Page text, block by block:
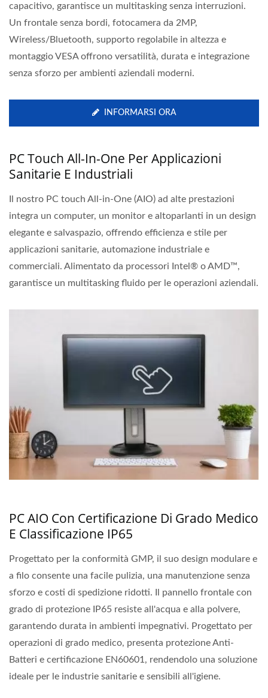
capacitivo, garantisce un multitasking senza interruzioni.
Un frontale senza bordi, fotocamera da 2MP,
Wireless/Bluetooth, supporto regolabile in altezza e
montaggio VESA offrono versatilità, durata e integrazione
senza sforzo per ambienti aziendali moderni.
INFORMARSI ORA
PC Touch All-In-One Per Applicazioni
Sanitarie E Industriali
Il nostro PC touch All-in-One (AIO) ad alte prestazioni
integra un computer, un monitor e altoparlanti in un design
elegante e salvaspazio, offrendo efficienza e stile per
applicazioni sanitarie, automazione industriale e
commerciali. Alimentato da processori Intel® o AMD™,
garantisce un multitasking fluido per le operazioni aziendali.
PC AIO Con Certificazione Di Grado Medico
E Classificazione IP65
Progettato per la conformità GMP, il suo design modulare e
a filo consente una facile pulizia, una manutenzione senza
sforzo e costi di spedizione ridotti. Il pannello frontale con
grado di protezione IP65 resiste all'acqua e alla polvere,
garantendo durata in ambienti impegnativi. Progettato per
operazioni di grado medico, presenta protezione Anti-
Batteri e certificazione EN60601, rendendolo una soluzione
ideale per le industrie sanitarie e sensibili all'igiene.